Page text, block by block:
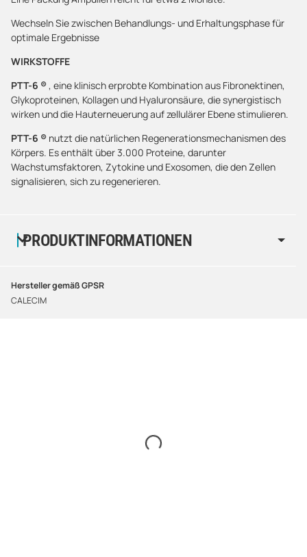
PRODUKTINFORMATIONEN
Wechseln Sie zwischen Behandlungs- und Erhaltungsphase für
optimale Ergebnisse
WIRKSTOFFE
PTT-6 ® , eine klinisch erprobte Kombination aus Fibronektinen,
Glykoproteinen, Kollagen und Hyaluronsäure, die synergistisch
wirken und die Hauterneuerung auf zellulärer Ebene stimulieren.
PTT-6 ® nutzt die natürlichen Regenerationsmechanismen des
Körpers. Es enthält über 3.000 Proteine, darunter
Wachstumsfaktoren, Zytokine und Exosomen, die den Zellen
signalisieren, sich zu regenerieren.
Hersteller gemäß GPSR
CALECIM